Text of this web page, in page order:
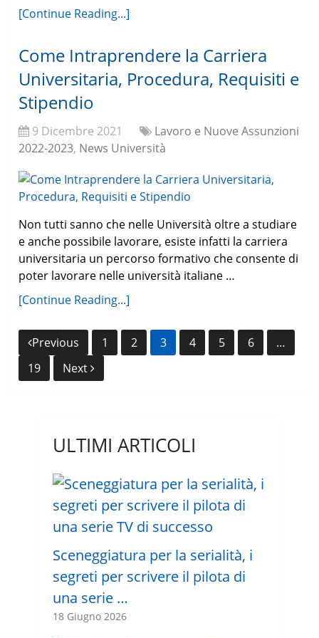
[Continue Reading...]
Come Intraprendere la Carriera
Universitaria, Procedura, Requisiti e
Stipendio
9 Dicembre 2021
Lavoro e Nuove Assunzioni
2022-2023, News Università
Non tutti sanno che nelle Università oltre a studiare
e anche possibile lavorare, esiste infatti la carriera
universitaria un percorso formativo che consente di
poter lavorare nelle università italiane …
[Continue Reading...]
Navigazione
articoli
Previous 1 2 3 4 5 6
…
19
Next
ULTIMI ARTICOLI
Sceneggiatura per la serialità, i
segreti per scrivere il pilota di
una serie …
18 Giugno 2026